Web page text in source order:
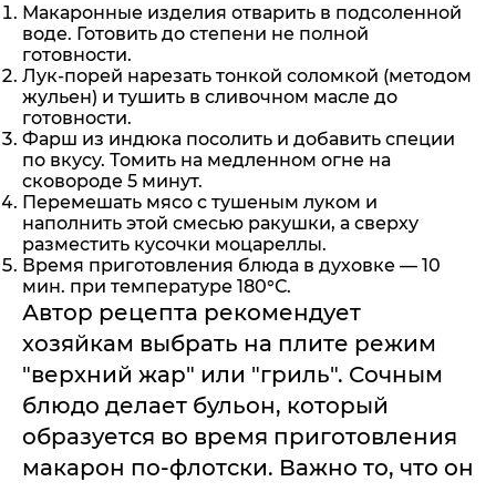
Макаронные изделия отварить в подсоленной
воде. Готовить до степени не полной
готовности.
Лук-порей нарезать тонкой соломкой (методом
жульен) и тушить в сливочном масле до
готовности.
Фарш из индюка посолить и добавить специи
по вкусу. Томить на медленном огне на
сковороде 5 минут.
Перемешать мясо с тушеным луком и
наполнить этой смесью ракушки, а сверху
разместить кусочки моцареллы.
Время приготовления блюда в духовке — 10
мин. при температуре 180°С.
Автор рецепта рекомендует
хозяйкам выбрать на плите режим
"верхний жар" или "гриль". Сочным
блюдо делает бульон, который
образуется во время приготовления
макарон по-флотски. Важно то, что он